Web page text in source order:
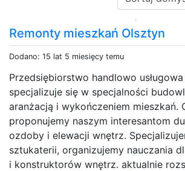
Remonty mieszkań Olsztyn
Dodano: 15 lat 5 miesięcy temu
Przedsiębiorstwo handlowo
specjalizuje się w specjalności
aranżacją i wykończeniem mieszkań.
proponujemy naszym interesantom
ozdoby i elewacji wnętrz.
sztukaterii, organizujemy nauczania
i konstruktorów wnętrz. aktualnie